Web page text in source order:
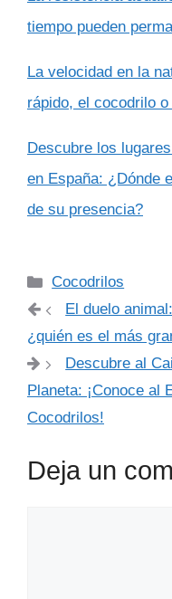
tiempo pueden
La velocidad en la
rápido, el cocodrilo
Descubre los
en España: ¿Dónde
de su presencia?
Categorías
Cocodrilos
El duelo
¿quién es el más
Descubre al
Planeta: ¡Conoce al
Cocodrilos!
Deja un